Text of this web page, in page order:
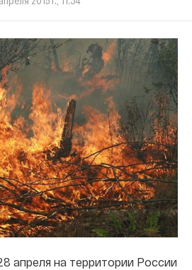
апреля на территории России